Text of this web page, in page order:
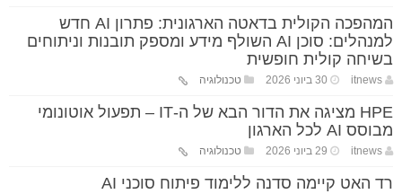
המהפכה הקולית בדאטה הארגונית: פתרון AI חדש
למנהלים: סוכן AI השולף מידע ומספק תובנות וניתוחים
בשיחה קולית חופשית
itnews 30 ביוני 2026 טכנולוגיה
HPE מציגה את הדור הבא של ה-IT – תפעול אוטונומי
מבוסס AI לכל הארגון
itnews 29 ביוני 2026 טכנולוגיה
רד האט קיימה סדנה ללימוד פיתוח סוכני AI